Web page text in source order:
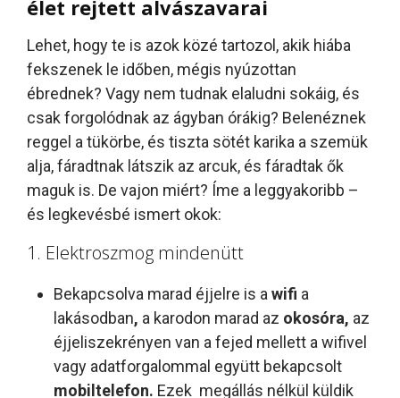
élet rejtett alvászavarai
Lehet, hogy te is azok közé tartozol, akik hiába
fekszenek le időben, mégis nyúzottan
ébrednek? Vagy nem tudnak elaludni sokáig, és
csak forgolódnak az ágyban órákig? Belenéznek
reggel a tükörbe, és tiszta sötét karika a szemük
alja, fáradtnak látszik az arcuk, és fáradtak ők
maguk is. De vajon miért? Íme a leggyakoribb –
és legkevésbé ismert okok:
1. Elektroszmog mindenütt
Bekapcsolva marad éjjelre is a wifi a
lakásodban, a karodon marad az okosóra, az
éjjeliszekrényen van a fejed mellett a wifivel
vagy adatforgalommal együtt bekapcsolt
mobiltelefon. Ezek megállás nélkül küldik